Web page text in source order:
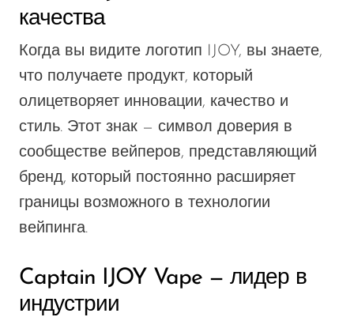
качества
Когда вы видите логотип IJOY, вы знаете,
что получаете продукт, который
олицетворяет инновации, качество и
стиль. Этот знак — символ доверия в
сообществе вейперов, представляющий
бренд, который постоянно расширяет
границы возможного в технологии
вейпинга.
Captain IJOY Vape — лидер в
индустрии